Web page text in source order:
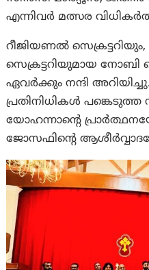
എന്നിവർ മത്സര
റീജിയണല്‍
സെക്രട്ടറിയുമായ
ഏവര്‍ക്കും നന്ദി
പ്രതിനിധികൾ പങ്കെടുത്ത
യോഹന്നാന്റെ
ജോസഫിന്റെ